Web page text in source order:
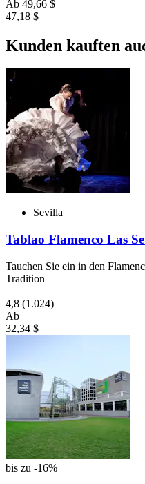
Ab 49,66 $
47,18 $
Kunden kauften
Sevilla
Tablao Flamenco Las
Tauchen Sie ein in den
Tradition
4,8 (1.024)
Ab
32,34 $
bis zu -16%